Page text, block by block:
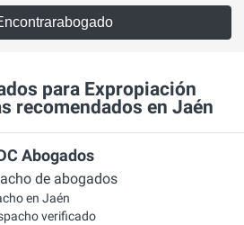
para Expropiación
recomendados en Jaén
Abogados
de abogados
en Jaén
verificado